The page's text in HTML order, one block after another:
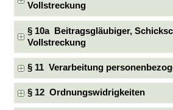
Vollstreckung
§ 10a Beitragsgläubiger,
Vollstreckung
§ 11 Verarbeitung
§ 12 Ordnungswidrigkeiten